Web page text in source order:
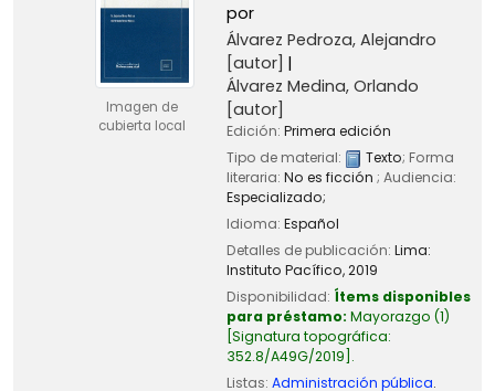
Imagen de
cubierta local
por
Álvarez Pedroza, Alejandro
[autor]
Álvarez Medina, Orlando
[autor]
Edición: Primera edición
Tipo de material:
Texto; Forma
literaria: No es ficción ; Audiencia:
Especializado;
Idioma: Español
Detalles de publicación: Lima:
Instituto Pacífico,2019
Disponibilidad: Ítems disponibles
para préstamo: Mayorazgo (1)
Signatura topográfica:
352.8/A49G/2019 .
Listas: Administración pública.